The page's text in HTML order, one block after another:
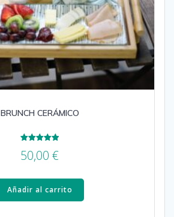
BRUNCH CERÁMICO
con
5.00
50,00 €
Añadir al carrito